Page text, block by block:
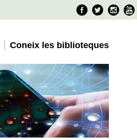
Twitter
Coneix les biblioteques